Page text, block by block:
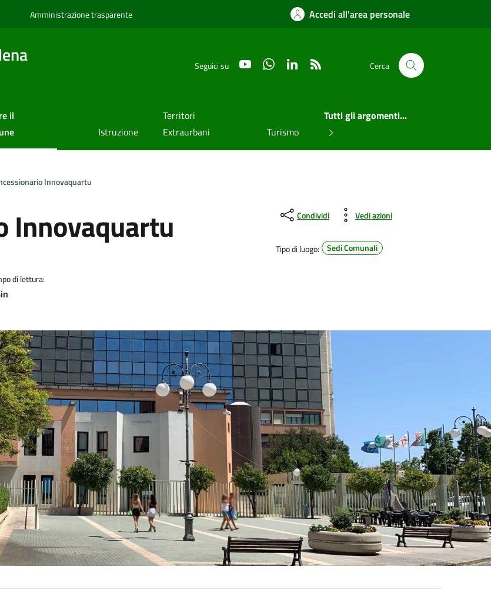
Amministrazione trasparente Accedi all'area personale
Seguici su YouTube WhatsAppLinkedIn Cerca
il
Istruzione
Territori
Extraurbani
Turismo
Tutti gli argomenti...
Innovaquartu
Innovaquartu
di lettura:
Condividi Vedi azioni
Tipo di luogo: Sedi Comunali